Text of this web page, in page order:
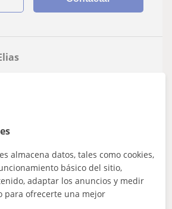
De Al...
de fotografía y
director de cine y fotógrafo, brinda
almacena datos, tales como cookies,
básico del sitio,
adaptar los anuncios y medir
para ofrecerte una mejor